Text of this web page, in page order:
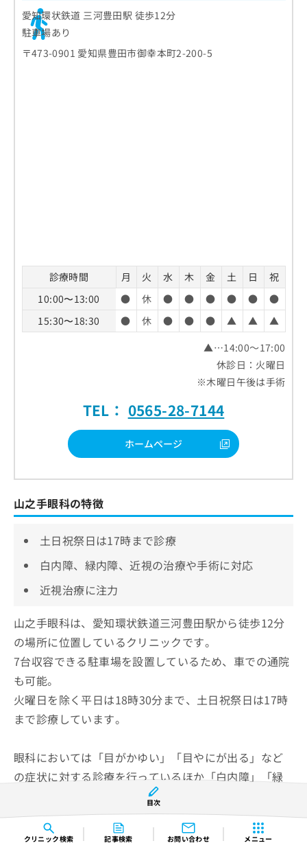
クリニック検索 記事検索 お問い合わせ メニュー
愛知環状鉄道 三河豊田駅 徒歩12分
駐車場あり
〒473-0901 愛知県豊田市御幸本町2-200-5
診療時間 月 火 水 木 金 土 日
祝
10:00〜13:00
● 休 ● ● ● ● ●
●
15:30〜18:30
● 休 ● ● ● ▲ ▲
▲
▲…14:00～17:00
休診日：火曜日
※木曜日午後は手術
TEL： 0565-28-7144
ホームページ
山之手眼科の特徴
土日祝祭日は17時まで診療
白内障、緑内障、近視の治療や手術に対応
近視治療に注力
山之手眼科は、愛知環状鉄道三河豊田駅から徒歩12分
の場所に位置しているクリニックです。
7台収容できる駐車場を設置しているため、車での通院
も可能。
火曜日を除く平日は18時30分まで、土日祝祭日は17時
まで診療しています。
眼科においては「目がかゆい」「目やにが出る」など
の症状に対する診療を行っているほか「白内障」「緑
内障」「近視」の治療や手術にも対応。
「白内障」の手術では、手術用顕微鏡や白内障手術装
置などを活用しています。
目次